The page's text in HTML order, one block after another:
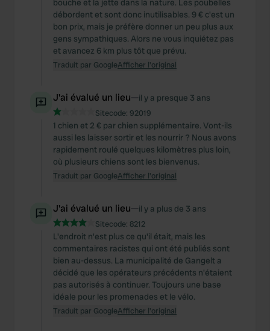
bouche et la jette dans la nature. Les poubelles
débordent et sont donc inutilisables. 9 € c'est un
bon prix, mais je préfère donner un peu plus aux
gens sympathiques. Alors ne vous inquiétez pas
et avancez 6 km plus tôt que prévu.
Traduit par GoogleAfficher l'original
J'ai évalué un lieu—il y a presque 3 ans
Sitecode: 92019
1 chien et 2 € par chien supplémentaire. Vont-ils
aussi les laisser sortir et les nourrir ? Nous avons
rapidement roulé quelques kilomètres plus loin,
où plusieurs chiens sont les bienvenus.
Traduit par GoogleAfficher l'original
J'ai évalué un lieu—il y a plus de 3 ans
Sitecode: 8212
L'endroit n'est plus ce qu'il était, mais les
commentaires racistes qui ont été publiés sont
bien au-dessus. La municipalité de Gangelt a
décidé que les opérateurs précédents n'étaient
pas autorisés à continuer. Toujours une base
idéale pour les promenades et le vélo.
Traduit par GoogleAfficher l'original